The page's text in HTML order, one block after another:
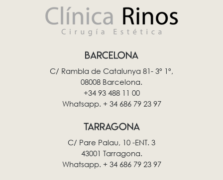
BARCELONA
C/ Rambla de Catalunya 81- 3º 1º,
08008 Barcelona.
+34 93 488 11 00
Whatsapp. + 34 686 79 23 97
TARRAGONA
C/ Pare Palau, 10 -ENT. 3
43001 Tarragona.
Whatsapp. + 34 686 79 23 97